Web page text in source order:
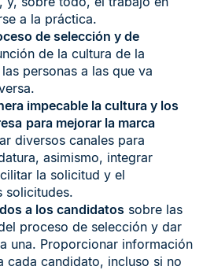
a la práctica.
de selección y de
de la cultura de la
personas a las que va
impecable la cultura y los
para mejorar la marca
diversos canales para
asimismo, integrar
la solicitud y el
solicitudes.
a los candidatos sobre las
proceso de selección y dar
una. Proporcionar información
cada candidato, incluso si no